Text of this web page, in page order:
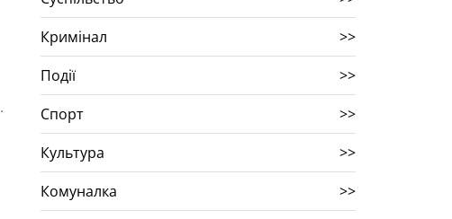
Кримінал
>>
Події
>>
Спорт
>>
Культура
>>
Комуналка
>>